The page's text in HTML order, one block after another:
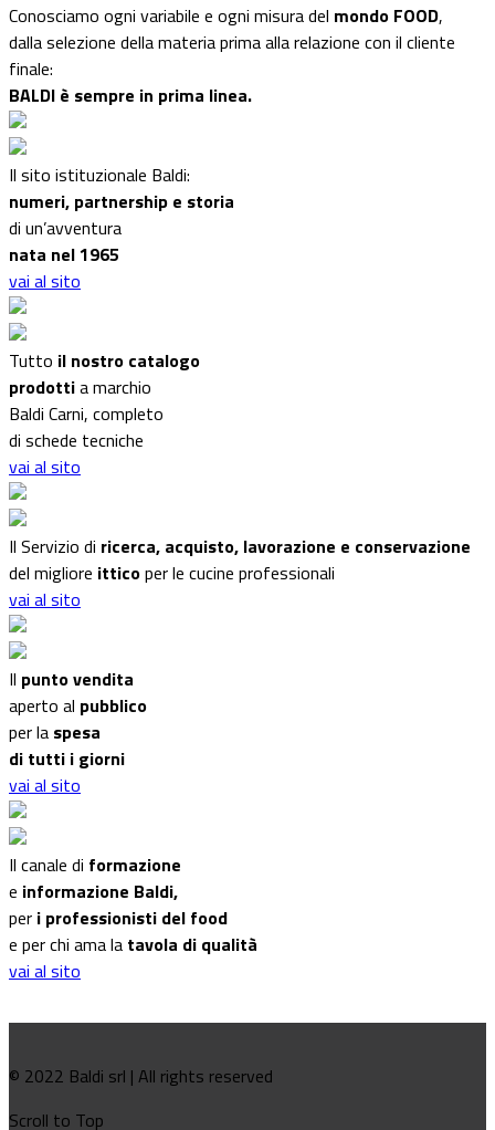
Conosciamo ogni variabile e ogni misura del mondo FOOD,
dalla selezione della materia prima alla relazione con il cliente
finale:
BALDI è sempre in prima linea.
Il sito istituzionale Baldi:
numeri, partnership e storia
di un’avventura
nata nel 1965
vai al sito
Tutto il nostro catalogo
prodottia marchio
Baldi Carni, completo
di schede tecniche
vai al sito
Il Servizio di ricerca, acquisto, lavorazione e conservazione
del migliore itticoper le cucine professionali
vai al sito
Il punto vendita
aperto al pubblico
per la spesa
di tutti i giorni
vai al sito
Il canale di formazione
e informazione Baldi,
per i professionisti del food
e per chi ama la tavola di qualità
vai al sito
© 2022 Baldi srl | All rights reserved
Scroll to Top